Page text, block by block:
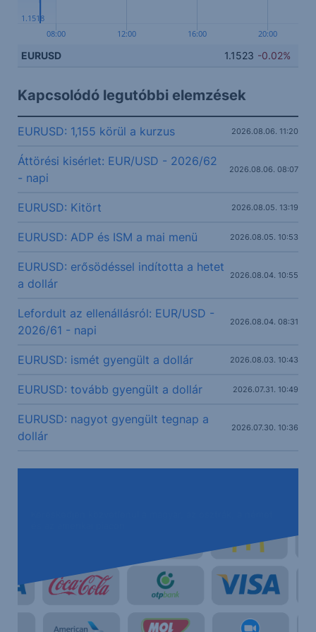
08:00 12:00 16:00 20:00
1.1518
EURUSD 1.1523 -0.02%
Kapcsolódó legutóbbi elemzések
EURUSD: 1,155 körül a kurzus 2026.08.06. 11:20
Áttörési kisérlet: EUR/USD - 2026/62
- napi
2026.08.06. 08:07
EURUSD: Kitört 2026.08.05. 13:19
EURUSD: ADP és ISM a mai menü 2026.08.05. 10:53
EURUSD: erősödéssel indította a hetet
a dollár
2026.08.04. 10:55
Lefordult az ellenállásról: EUR/USD -
2026/61 - napi
2026.08.04. 08:31
EURUSD: ismét gyengült a dollár 2026.08.03. 10:43
EURUSD: tovább gyengült a dollár 2026.07.31. 10:49
EURUSD: nagyot gyengült tegnap a
dollár
2026.07.30. 10:36